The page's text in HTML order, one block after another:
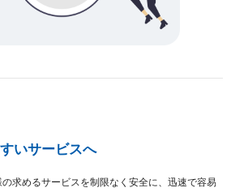
いサービスへ
求めるサービスを制限なく安全に、迅速で容易